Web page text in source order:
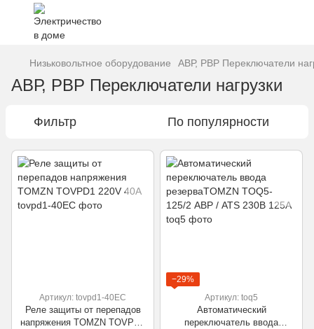
Низьковольтное оборудование АВР, РВР Переключатели
АВР, РВР Переключатели нагрузки
Фильтр По популярности
Артикул: tovpd1-40EC
Реле защиты от перепадов
напряжения TOMZN TOVPD1
−29%
Артикул: toq5
Автоматический
переключатель ввода